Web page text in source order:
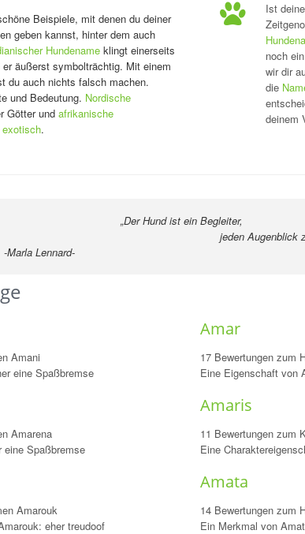
Beispiele, mit denen du deiner
geben kannst, hinter dem auch
Hundename klingt einerseits
äußerst symbolträchtig. Mit einem
du auch nichts falsch machen.
und Bedeutung. Nordische
Götter und afrikanische
exotisch.
Ist
noch
wir dir
die
deinem
ist ein Begleiter,
Augenblick zu
Amani
eine Spaßbremse
Amar
17 Bewertungen zum
Eine Eigenschaft von
Amarena
eine Spaßbremse
Amaris
11 Bewertungen zum
Eine
Amarouk
eher treudoof
Amata
14 Bewertungen zum
Ein Merkmal von